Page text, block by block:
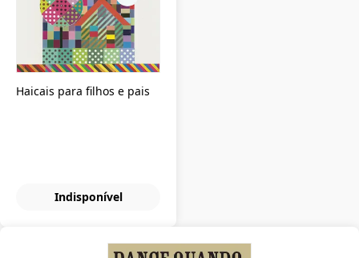
Haicais para filhos e pais
Indisponível